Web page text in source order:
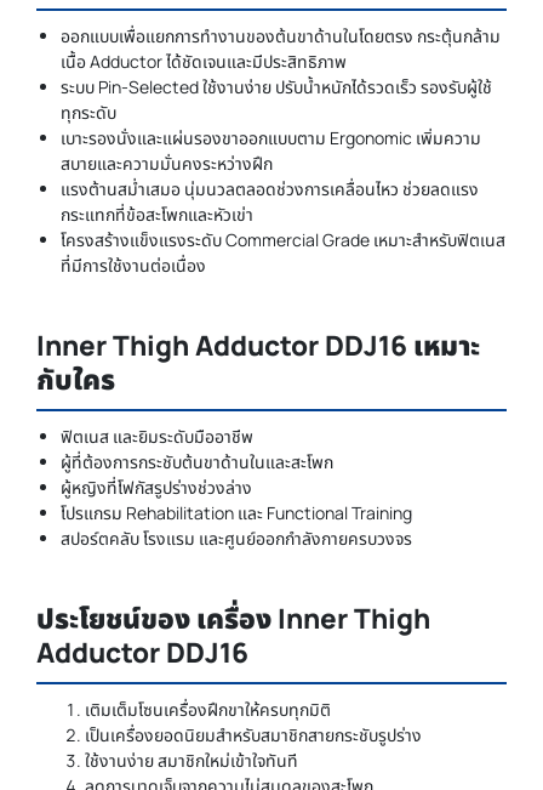
ออกแบบเพื่อแยกการทำงานของต้นขาด้านในโดยตรง กระตุ้นกล้าม
เนื้อ Adductor ได้ชัดเจนและมีประสิทธิภาพ
ระบบ Pin-Selected ใช้งานง่าย ปรับน้ำหนักได้รวดเร็ว รองรับผู้ใช้
ทุกระดับ
เบาะรองนั่งและแผ่นรองขาออกแบบตาม Ergonomic เพิ่มความ
สบายและความมั่นคงระหว่างฝึก
แรงต้านสม่ำเสมอ นุ่มนวลตลอดช่วงการเคลื่อนไหว ช่วยลดแรง
กระแทกที่ข้อสะโพกและหัวเข่า
โครงสร้างแข็งแรงระดับ Commercial Grade เหมาะสำหรับฟิตเนส
ที่มีการใช้งานต่อเนื่อง
Inner Thigh Adductor DDJ16 เหมาะ
กับใคร
ฟิตเนส และยิมระดับมืออาชีพ
ผู้ที่ต้องการกระชับต้นขาด้านในและสะโพก
ผู้หญิงที่โฟกัสรูปร่างช่วงล่าง
โปรแกรม Rehabilitation และ Functional Training
สปอร์ตคลับ โรงแรม และศูนย์ออกกำลังกายครบวงจร
ประโยชน์ของ เครื่อง Inner Thigh
Adductor DDJ16
เติมเต็มโซนเครื่องฝึกขาให้ครบทุกมิติ
เป็นเครื่องยอดนิยมสำหรับสมาชิกสายกระชับรูปร่าง
ใช้งานง่าย สมาชิกใหม่เข้าใจทันที